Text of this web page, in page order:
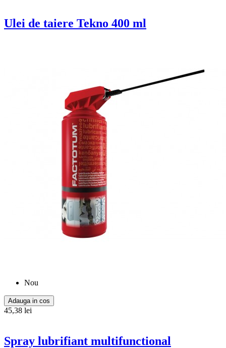
Ulei de taiere Tekno 400 ml
Nou
Adauga in cos
45,38 lei
Spray lubrifiant multifunctional